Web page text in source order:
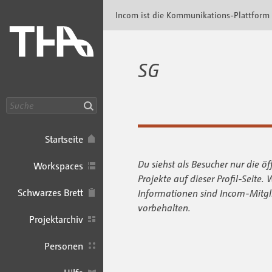
Startseite
Workspaces
Schwarzes Brett
Projektarchiv
Personen
Incom ist die Kommunikations-Plattform
SG
Du siehst als Besucher nur die
Projekte auf dieser Profil-Seite.
Informationen sind Incom-
vorbehalten.